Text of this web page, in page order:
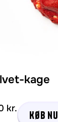
kage
kr.
Køb nu